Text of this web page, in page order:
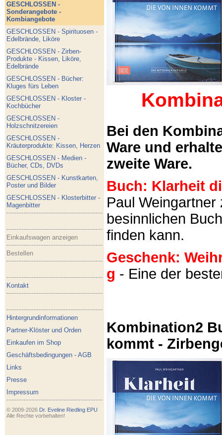
GESCHLOSSEN -
Sonderangebote -
Kombiangebote
GESCHLOSSEN - Spirituosen -
Edelbrände, Liköre
GESCHLOSSEN - Zirben-
Produkte - Kissen, Liköre,
Edelbrände
GESCHLOSSEN - Bücher:
Kluges fürs Leben
GESCHLOSSEN - Kloster -
Kochbücher
GESCHLOSSEN -
Holzschnitzereien
GESCHLOSSEN -
Kräuterprodukte: Kissen, Herzen
GESCHLOSSEN - Medien -
Bücher, CDs, DVDs
GESCHLOSSEN - Kunstkarten,
Poster und Bilder
GESCHLOSSEN - Klosterbitter -
Magenbitter
Einkaufswagen anzeigen
Bestellen
Kontakt
Hintergrundinformationen
Partner-Klöster und Orden
Einkaufen im Shop
Geschäftsbedingungen - AGB
Links
Presse
Impressum
© 2009-2026 Dr. Eveline Riedling EPU
Alle Rechte vorbehalten!
Bei den
Ware und
zweite Ware.
Buch: Klarheit
Paul
besinnlichen
finden kann.
Geschenk:
g - Eine der
Kombination2
kommt -